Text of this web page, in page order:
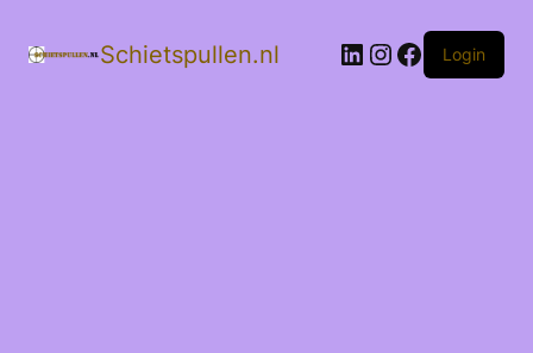
Schietspullen.nl LinkedIn
Instagram
Facebook
Login